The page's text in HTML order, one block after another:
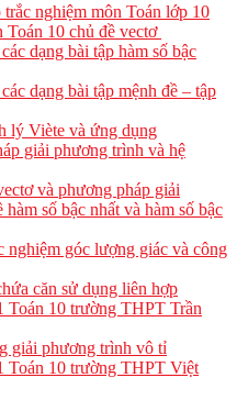
nghiệm môn Toán lớp 10
10 chủ đề vectơ
dạng bài tập hàm số bậc
dạng bài tập mệnh đề – tập
lý Viète và ứng dụng
giải phương trình và hệ
và phương pháp giải
số bậc nhất và hàm số bậc
nghiệm góc lượng giác và công
căn sử dụng liên hợp
10 trường THPT Trần
giải phương trình vô tỉ
Toán 10 trường THPT Việt